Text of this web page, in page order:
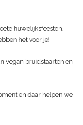
huwelijksfeesten,
het voor je!
vegan bruidstaarten en
en daar helpen we